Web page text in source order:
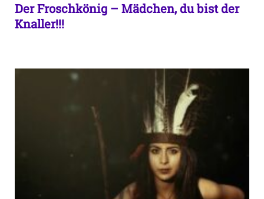
Der Froschkönig – Mädchen, du bist der
Knaller!!!